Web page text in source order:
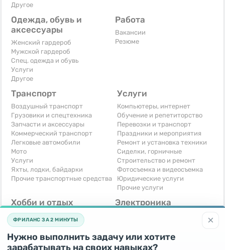
Другое
Одежда, обувь и
аксессуары
Женский гардероб
Мужской гардероб
Спец. одежда и обувь
Услуги
Другое
Работа
Вакансии
Резюме
Транспорт
Воздушный транспорт
Грузовики и спецтехника
Запчасти и аксессуары
Коммерческий транспорт
Легковые автомобили
Мото
Услуги
Яхты, лодки, байдарки
Прочие транспортные средства
Услуги
Компьютеры, интернет
Обучение и репетиторство
Перевозки и транспорт
Праздники и мероприятия
Ремонт и установка техники
Сиделки, горничные
Строительство и ремонт
Фотосъемка и видеосъемка
Юридические услуги
Прочие услуги
Хобби и отдых
Книги и журналы
Музыкальные инструменты
Охота и рыбалка
Спорт и отдых
Электроника
Приставки и видеоигры
×
ФРИЛАНС ЗА 2 МИНУТЫ
Нужно выполнить задачу или хотите
зарабатывать на своих навыках?